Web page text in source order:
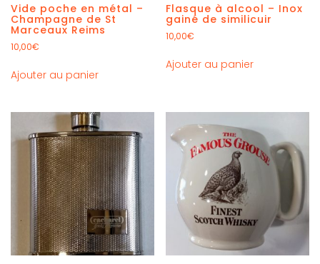
Vide poche en métal –
Champagne de St
Marceaux Reims
10,00€
Ajouter au panier
Flasque à alcool – Inox
gainé de similicuir
10,00€
Ajouter au panier